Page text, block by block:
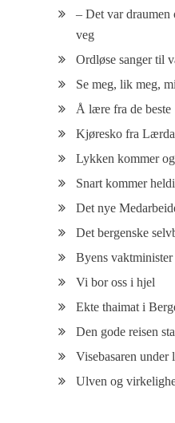
– Det var
veg
Ordløse sanger til
Se meg, lik meg,
Å lære fra de beste
Kjøresko fra
Lykken kommer
Snart kommer
Det nye
Det bergenske
Byens vaktminister
Vi bor oss i hjel
Ekte thaimat i
Den gode reisen
Visebasaren under
Ulven og